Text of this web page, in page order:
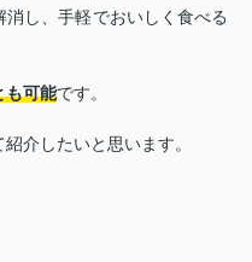
し、手軽でおいしく食べる
も可能です。
介したいと思います。